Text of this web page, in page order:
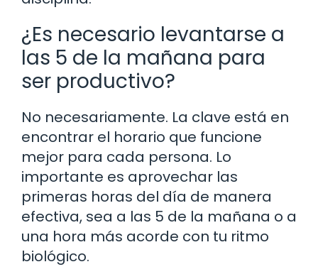
¿Es necesario levantarse a
las 5 de la mañana para
ser productivo?
No necesariamente. La clave está en
encontrar el horario que funcione
mejor para cada persona. Lo
importante es aprovechar las
primeras horas del día de manera
efectiva, sea a las 5 de la mañana o a
una hora más acorde con tu ritmo
biológico.